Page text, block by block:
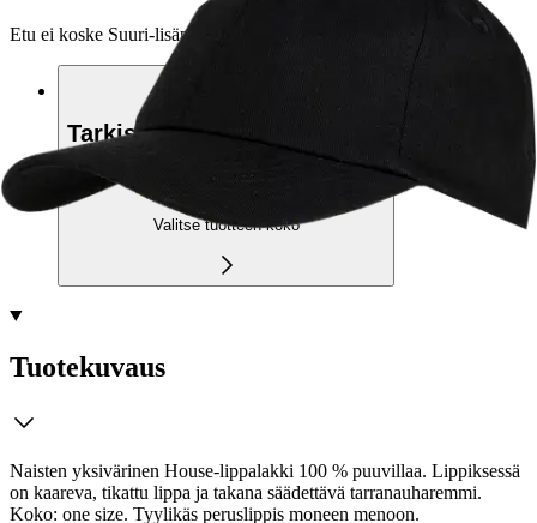
Etu ei koske Suuri‑lisäpalvelulla toimitettavia tuotteita.
Tarkista myymäläsaatavuus
Valitse tuotteen koko
Tuotekuvaus
Naisten yksivärinen House-lippalakki 100 % puuvillaa. Lippiksessä
on kaareva, tikattu lippa ja takana säädettävä tarranauharemmi.
Koko: one size. Tyylikäs peruslippis moneen menoon.